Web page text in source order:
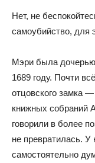
Нет, не
самоубийство, для
Мэри была дочерью
1689 году. Почти
отцовского замка
книжных собраний
говорили в более
не превратилась. У
самостоятельно